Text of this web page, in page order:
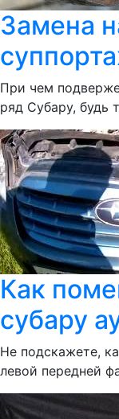
Замена
При чем
ряд Субару, будь
Как
субару
Не подскажете,
левой передней